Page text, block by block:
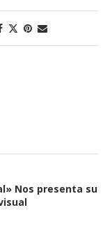
Nos presenta su